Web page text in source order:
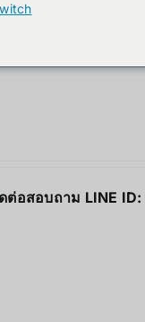
อสอบถาม LINE ID: